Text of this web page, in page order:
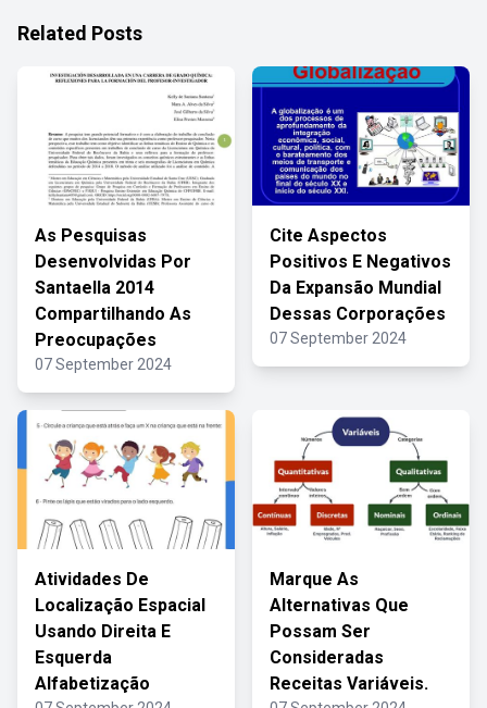
Related Posts
As Pesquisas
Desenvolvidas Por
Santaella 2014
Compartilhando As
Preocupações
07 September 2024
Cite Aspectos
Positivos E Negativos
Da Expansão Mundial
Dessas Corporações
07 September 2024
Atividades De
Localização Espacial
Usando Direita E
Esquerda
Alfabetização
Marque As
Alternativas Que
Possam Ser
Consideradas
Receitas Variáveis.